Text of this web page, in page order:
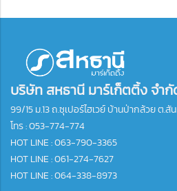
บริษัท สหธานี มาร์เก็ตติ้ง จำ
99/15 ม.13 ถ.ซุเปอร์ไฮเวย์ บ้านป่ากล้วย ต.
โทร :053-774-774
HOT LINE : 063-790-3365
HOT LINE : 061-274-7627
HOT LINE : 064-338-8973